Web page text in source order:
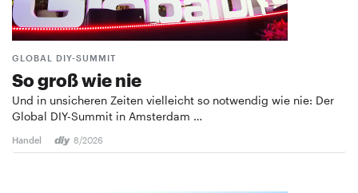
GLOBAL DIY-SUMMIT
So groß wie nie
Und in unsicheren Zeiten vielleicht so notwendig wie nie: Der
Global DIY-Summit in Amsterdam …
Handel 8/2026